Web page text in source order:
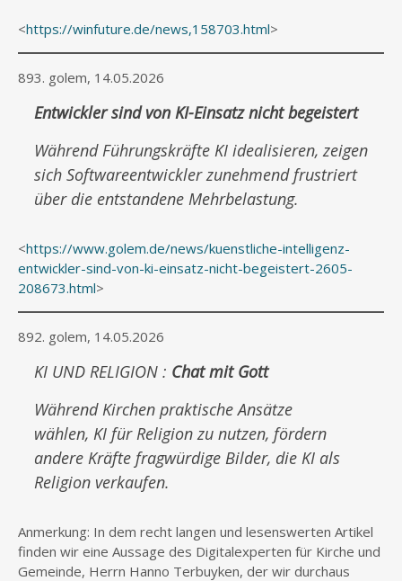
<https://winfuture.de/news,158703.html>
893. golem, 14.05.2026
Entwickler sind von KI-Einsatz nicht begeistert
Während Führungskräfte KI idealisieren, zeigen
sich Softwareentwickler zunehmend frustriert
über die entstandene Mehrbelastung.
<https://www.golem.de/news/kuenstliche-intelligenz-
entwickler-sind-von-ki-einsatz-nicht-begeistert-2605-
208673.html>
892. golem, 14.05.2026
KI UND RELIGION : Chat mit Gott
Während Kirchen praktische Ansätze
wählen, KI für Religion zu nutzen, fördern
andere Kräfte fragwürdige Bilder, die KI als
Religion verkaufen.
Anmerkung: In dem recht langen und lesenswerten Artikel
finden wir eine Aussage des Digitalexperten für Kirche und
Gemeinde, Herrn Hanno Terbuyken, der wir durchaus